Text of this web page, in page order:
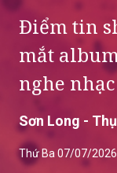
mắt
nghe
Sơn Long -
Thứ Ba 07/07/2026